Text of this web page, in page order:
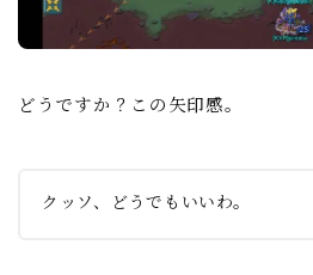
どうですか？この矢印感。
クッソ、どうでもいいわ。